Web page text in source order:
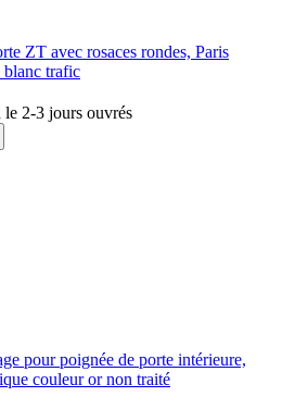
ZT avec rosaces rondes, Paris
trafic
2-3 jours ouvrés
pour poignée de porte intérieure,
couleur or non traité